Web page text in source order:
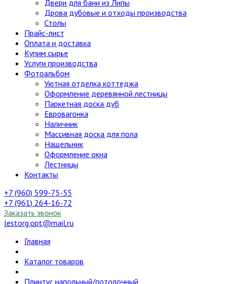
Двери для бани из Липы
Дрова дубовые и отходы производства
Столы
Прайс-лист
Оплата и доставка
Купим сырье
Услуги производства
Фотоальбом
Уютная отделка коттеджа
Оформление деревянной лестницы
Паркетная доска дуб
Евровагонка
Наличник
Массивная доска для пола
Нащельник
Оформление окна
Лестницы
Контакты
+7 (960) 599-75-55
+7 (961) 264-16-72
Заказать звонок
lestorg.opt@mail.ru
Главная
Каталог товаров
Плинтус напольный/потолочный